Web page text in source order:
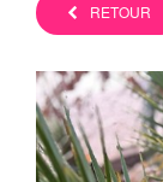
RETOUR